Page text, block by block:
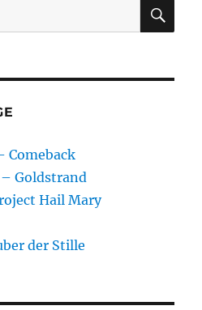
Comeback
Goldstrand
Hail Mary
der Stille